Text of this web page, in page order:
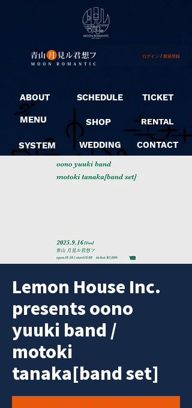
ログイン / 新規登録
ABOUT
MENU
SYSTEM
SCHEDULE
SHOP
WEDDING
TICKET
RENTAL
CONTACT
Lemon House Inc.
presents oono
yuuki band /
motoki
tanaka[band set]